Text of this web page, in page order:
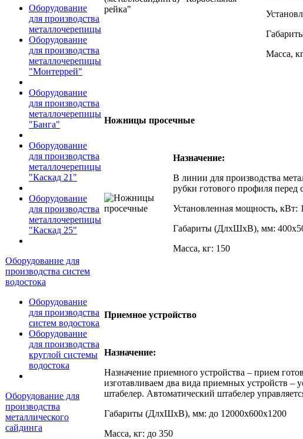
Оборудование
для производства
металлочерепицы
Оборудование
для производства
металлочерепицы
"Монтеррей"
Оборудование
для производства
металлочерепицы
"Банга"
Оборудование
для производства
металлочерепицы
"Каскад 21"
Оборудование
для производства
металлочерепицы
"Каскад 25"
Оборудование для
производства систем
водостока
Оборудование
для производства
систем водостока
Оборудование
для производства
круглой системы
водостока
Оборудование для
производства
металлического
сайдинга
Масса,
Ножницы просечные
Назначение:
В линии для производства
рубки готового профиля перед
Установленная мощность, кВт:
Габариты (ДлхШхВ), мм:
Масса, кг: 150
Приемное устройство
Назначение:
Назначение приемного устройства – прием
изготавливаем два вида приемных устройств –
штабелер. Автоматический штабелер
Габариты (ДлхШхВ), мм: до 12000х600х1200
Масса, кг: до 350